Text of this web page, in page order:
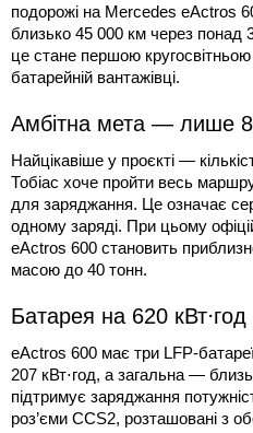
подорожі на Mercedes eActros
близько 45 000 км через понад
це стане першою
батарейній вантажівці.
Амбітна мета — лише
Найцікавіше у проєкті —
Тобіас хоче пройти весь
для заряджання. Це означає
одному заряді. При цьому
eActros 600 становить
масою до 40 тонн.
Батарея на 620 кВт⋅год
eActros 600 має три LFP-
207 кВт⋅год, а загальна —
підтримує заряджання
роз’єми CCS2, розташовані з